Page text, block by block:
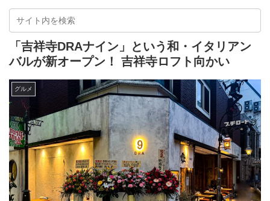
「吉祥寺DRAナイン」という和・イタリアン
バルが新オープン！ 吉祥寺ロフト向かい
グルメ